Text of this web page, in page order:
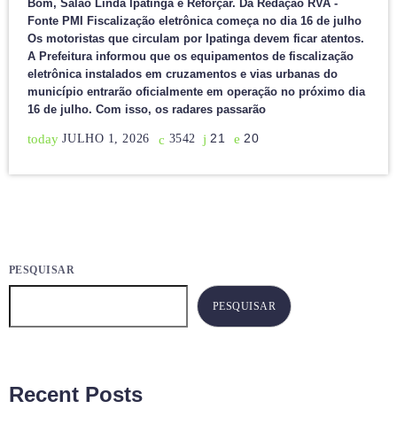
Bom, Salão Linda Ipatinga e Reforçar. Da Redação RVA -
Fonte PMI Fiscalização eletrônica começa no dia 16 de julho
Os motoristas que circulam por Ipatinga devem ficar atentos.
A Prefeitura informou que os equipamentos de fiscalização
eletrônica instalados em cruzamentos e vias urbanas do
município entrarão oficialmente em operação no próximo dia
16 de julho. Com isso, os radares passarão
today JULHO 1, 2026 3542 21 20
PESQUISAR
PESQUISAR
Recent Posts